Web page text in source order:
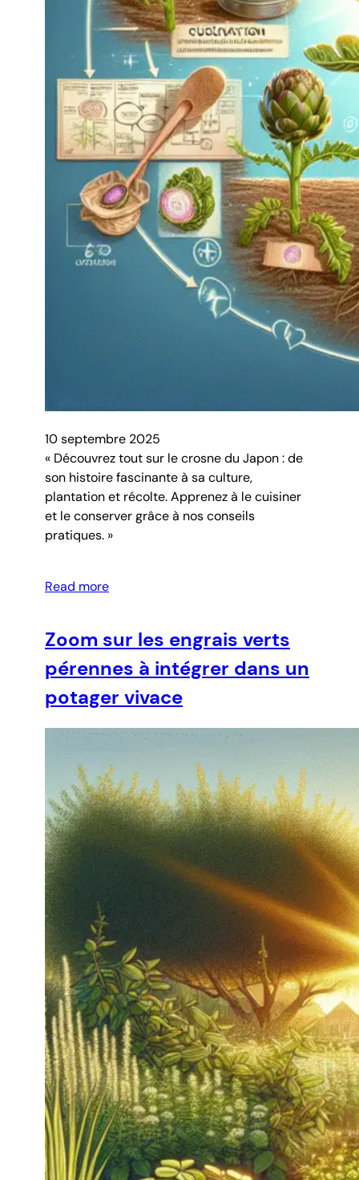
10 septembre 2025
« Découvrez tout sur le crosne du Japon : de
son histoire fascinante à sa culture,
plantation et récolte. Apprenez à le cuisiner
et le conserver grâce à nos conseils
pratiques. »
Read more
Zoom sur les engrais verts
pérennes à intégrer dans un
potager vivace